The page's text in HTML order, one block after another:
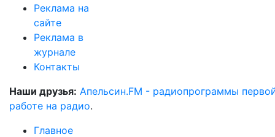
Реклама на
сайте
Реклама в
журнале
Контакты
Наши друзья: Апельсин.FM - радиопрограммы
работе на радио.
Главное